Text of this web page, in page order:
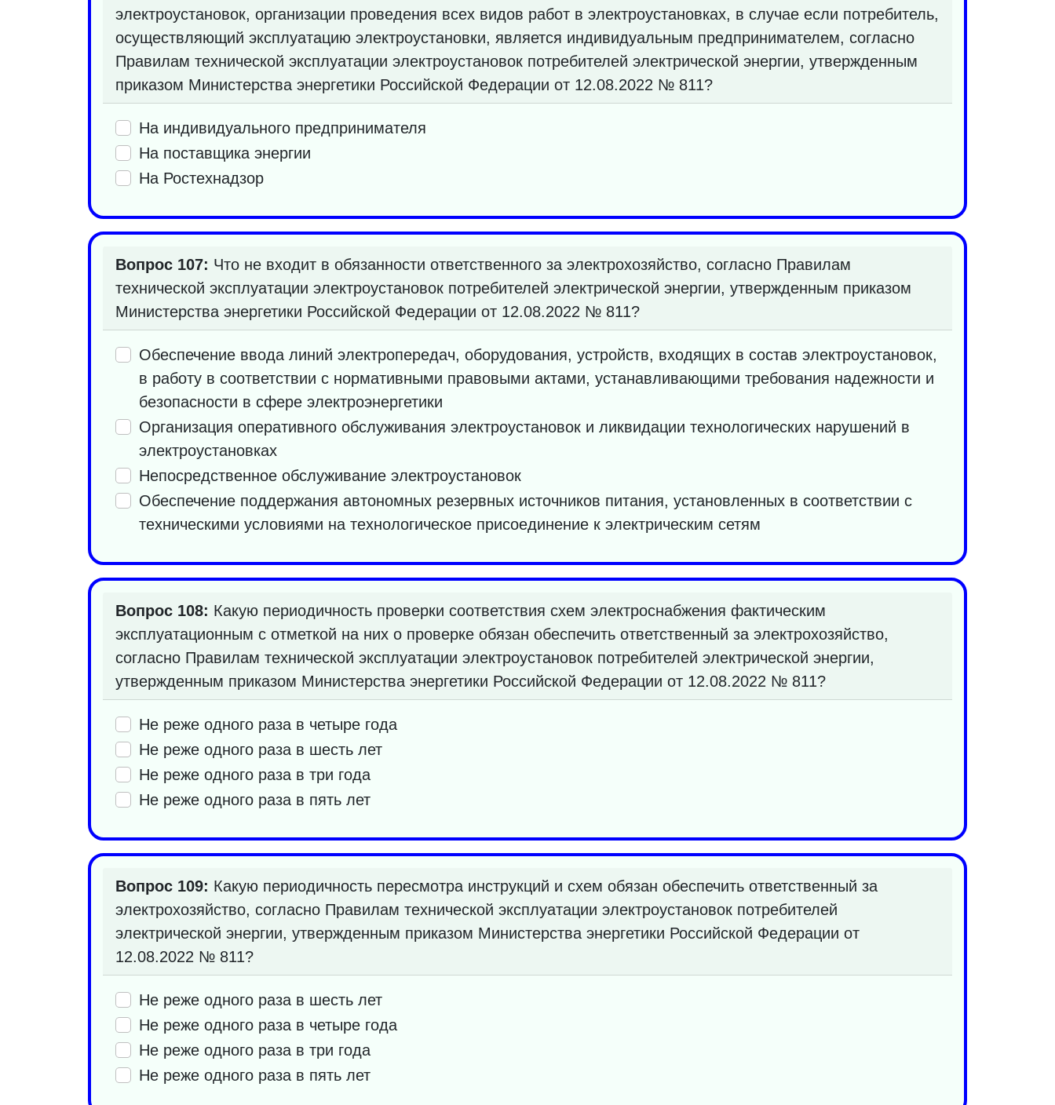
электроустановок, организации проведения всех видов работ в электроустановках, в случае если потребитель,
осуществляющий эксплуатацию электроустановки, является индивидуальным предпринимателем, согласно
Правилам технической эксплуатации электроустановок потребителей электрической энергии, утвержденным
приказом Министерства энергетики Российской Федерации от 12.08.2022 № 811?
На индивидуального предпринимателя
На поставщика энергии
На Ростехнадзор
Вопрос 107: Что не входит в обязанности ответственного за электрохозяйство, согласно Правилам
технической эксплуатации электроустановок потребителей электрической энергии, утвержденным приказом
Министерства энергетики Российской Федерации от 12.08.2022 № 811?
Обеспечение ввода линий электропередач, оборудования, устройств, входящих в состав электроустановок,
в работу в соответствии с нормативными правовыми актами, устанавливающими требования надежности и
безопасности в сфере электроэнергетики
Организация оперативного обслуживания электроустановок и ликвидации технологических нарушений в
электроустановках
Непосредственное обслуживание электроустановок
Обеспечение поддержания автономных резервных источников питания, установленных в соответствии с
техническими условиями на технологическое присоединение к электрическим сетям
Вопрос 108: Какую периодичность проверки соответствия схем электроснабжения фактическим
эксплуатационным с отметкой на них о проверке обязан обеспечить ответственный за электрохозяйство,
согласно Правилам технической эксплуатации электроустановок потребителей электрической энергии,
утвержденным приказом Министерства энергетики Российской Федерации от 12.08.2022 № 811?
Не реже одного раза в четыре года
Не реже одного раза в шесть лет
Не реже одного раза в три года
Не реже одного раза в пять лет
Вопрос 109: Какую периодичность пересмотра инструкций и схем обязан обеспечить ответственный за
электрохозяйство, согласно Правилам технической эксплуатации электроустановок потребителей
электрической энергии, утвержденным приказом Министерства энергетики Российской Федерации от
12.08.2022 № 811?
Не реже одного раза в шесть лет
Не реже одного раза в четыре года
Не реже одного раза в три года
Не реже одного раза в пять лет